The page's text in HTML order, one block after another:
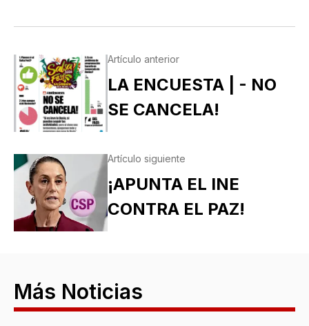
Artículo anterior
LA ENCUESTA | - NO
SE CANCELA!
Artículo siguiente
¡APUNTA EL INE
CONTRA EL PAZ!
Más Noticias